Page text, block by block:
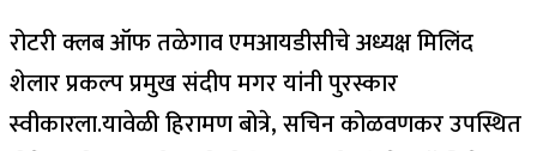
रोटरी क्लब ऑफ तळेगाव एमआयडीसीचे अध्यक्ष मिलिंद
शेलार प्रकल्प प्रमुख संदीप मगर यांनी पुरस्कार
स्वीकारला.यावेळी हिरामण बोत्रे, सचिन कोळवणकर उपस्थित